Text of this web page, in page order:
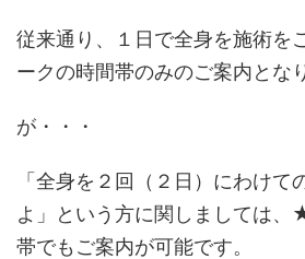
従来通り、１日で全身を施術
ークの時間帯のみのご案内とな
が・・・
「全身を２回（２日）にわけて
よ」という方に関しましては
帯でもご案内が可能です。